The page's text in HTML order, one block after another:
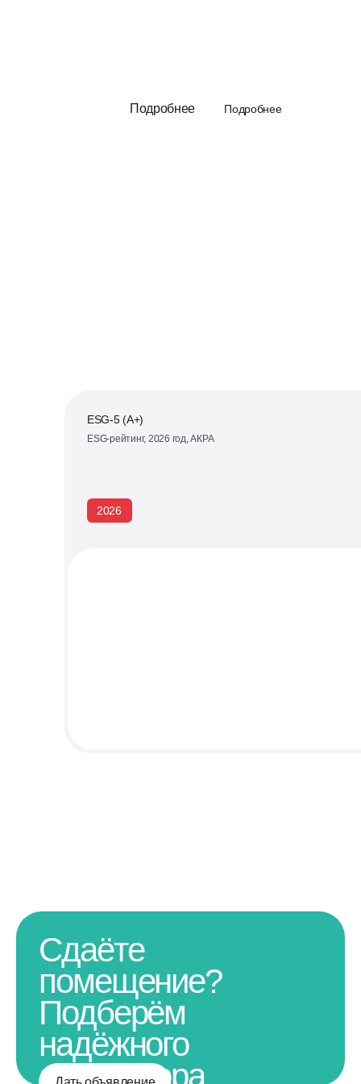
Подробнее Подробнее
2026
ESG-5 (А+)
ESG-рейтинг, 2026 год, АКРА
Сдаёте
помещение?
Подберём
надёжного
арендатора